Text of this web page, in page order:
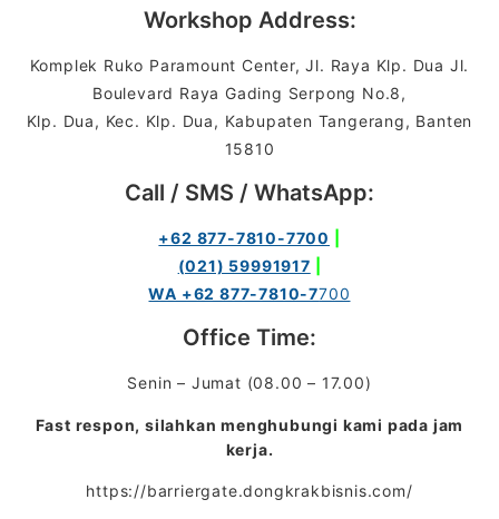
Workshop Address:
Komplek Ruko Paramount Center, Jl. Raya Klp. Dua Jl.
Boulevard Raya Gading Serpong No.8,
Klp. Dua, Kec. Klp. Dua, Kabupaten Tangerang, Banten
15810
Call / SMS / WhatsApp:
+62 877-7810-7700
(021) 59991917
WA +62 877-7810-7700
Office Time:
Senin – Jumat (08.00 – 17.00)
Fast respon, silahkan menghubungi kami pada jam
kerja.
https://barriergate.dongkrakbisnis.com/